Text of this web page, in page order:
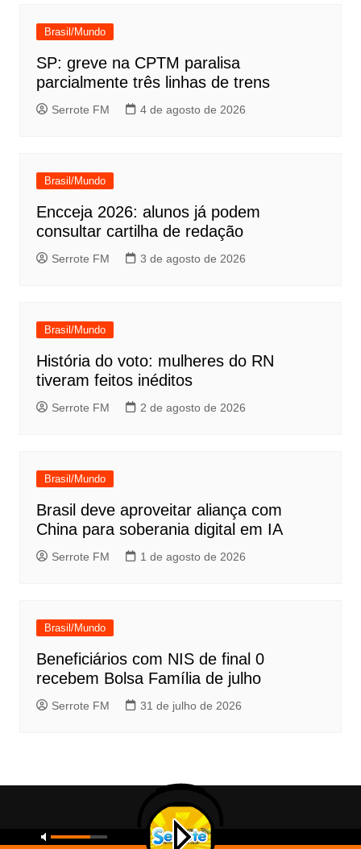
Brasil/Mundo
SP: greve na CPTM paralisa
parcialmente três linhas de trens
Serrote FM 4 de agosto de 2026
Brasil/Mundo
Encceja 2026: alunos já podem
consultar cartilha de redação
Serrote FM 3 de agosto de 2026
Brasil/Mundo
História do voto: mulheres do RN
tiveram feitos inéditos
Serrote FM 2 de agosto de 2026
Brasil/Mundo
Brasil deve aproveitar aliança com
China para soberania digital em IA
Serrote FM 1 de agosto de 2026
Brasil/Mundo
Beneficiários com NIS de final 0
recebem Bolsa Família de julho
Serrote FM 31 de julho de 2026
Copyright © 2026 Serrote FM. All rights reserved.